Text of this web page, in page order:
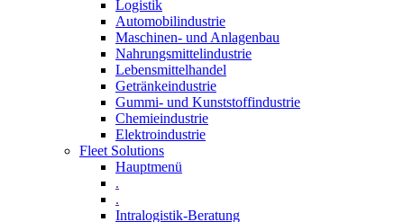
Logistik
Automobilindustrie
Maschinen- und Anlagenbau
Nahrungsmittelindustrie
Lebensmittelhandel
Getränkeindustrie
Gummi­- und Kunststoffindustrie
Chemieindustrie
Elektroindustrie
Fleet Solutions
Hauptmenü
.
.
Intralogistik-Beratung